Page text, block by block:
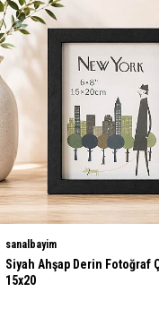
sanalbayim
Siyah Ahşap Derin Fotoğraf
15x20